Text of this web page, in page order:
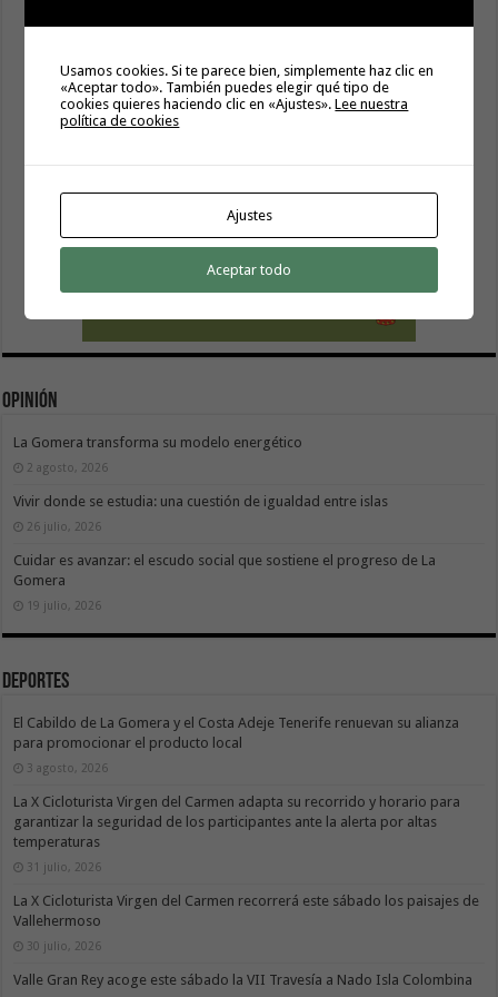
Opinión
La Gomera transforma su modelo energético
2 agosto, 2026
Vivir donde se estudia: una cuestión de igualdad entre islas
26 julio, 2026
Cuidar es avanzar: el escudo social que sostiene el progreso de La
Gomera
19 julio, 2026
Deportes
El Cabildo de La Gomera y el Costa Adeje Tenerife renuevan su alianza
para promocionar el producto local
3 agosto, 2026
La X Cicloturista Virgen del Carmen adapta su recorrido y horario para
garantizar la seguridad de los participantes ante la alerta por altas
temperaturas
31 julio, 2026
La X Cicloturista Virgen del Carmen recorrerá este sábado los paisajes de
Vallehermoso
30 julio, 2026
Valle Gran Rey acoge este sábado la VII Travesía a Nado Isla Colombina
Usamos cookies. Si te parece bien, simplemente haz clic en
«Aceptar todo». También puedes elegir qué tipo de
cookies quieres haciendo clic en «Ajustes».Lee nuestra
política de cookies
Ajustes
Aceptar todo